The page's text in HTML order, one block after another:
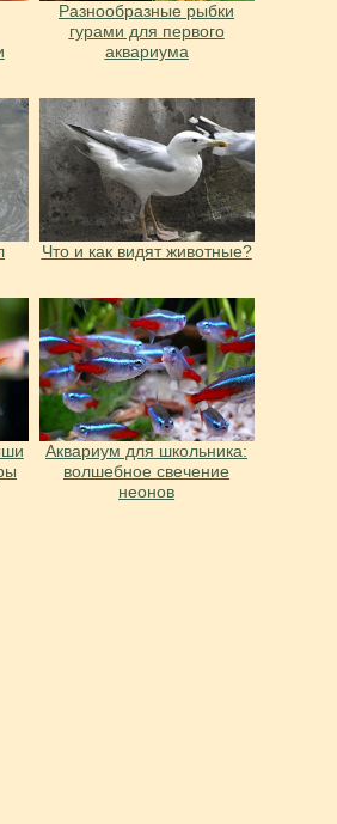
Разнообразные рыбки
гурами для первого
аквариума
Что и как видят животные?
Аквариум для школьника:
волшебное свечение
неонов